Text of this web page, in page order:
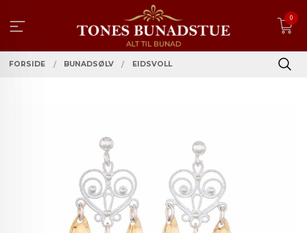
innholdet
0
FORSIDE BUNADSØLV EIDSVOLL